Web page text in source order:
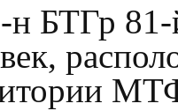
н БТГр